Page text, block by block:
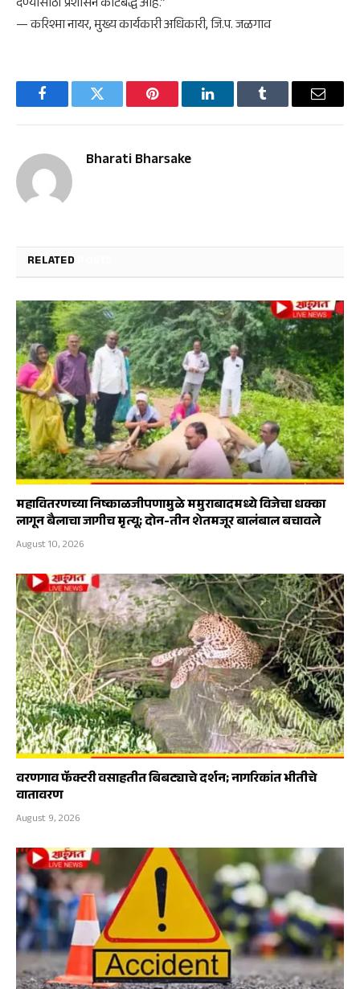
देण्यासाठी प्रशासन कटिबद्ध आहे.”
— करिश्मा नायर, मुख्य कार्यकारी अधिकारी, जि.प. जळगाव
FacebookTwitter Pinterest LinkedInTumblr Email
Bharati Bharsake
RELATED
महावितरणच्या निष्काळजीपणामुळे ममुराबादमध्ये विजेचा धक्का
लागून बैलाचा जागीच मृत्यू; दोन-तीन शेतमजूर बालंबाल बचावले
August 10, 2026
वरणगाव फॅक्टरी वसाहतीत बिबट्याचे दर्शन; नागरिकांत भीतीचे
वातावरण
August 9, 2026